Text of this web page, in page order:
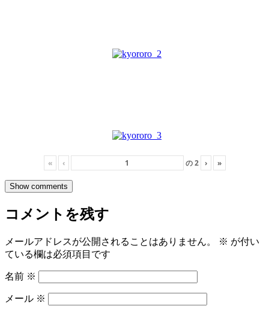
« ‹ の2 › »
Show comments
コメントを残す
メールアドレスが公開されることはありません。 ※ が付い
ている欄は必須項目です
名前 ※
メール ※